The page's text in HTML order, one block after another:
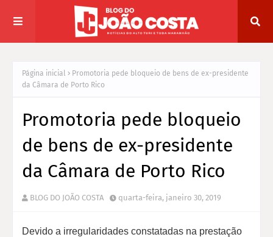
Página inicial
Promotoria pede bloqueio de bens de ex-presidente
da Câmara de Porto Rico
Promotoria pede bloqueio
de bens de ex-presidente
da Câmara de Porto Rico
BLOG DO JOÃO COSTA quarta-feira, janeiro 30, 2019
Devido a irregularidades constatadas na prestação